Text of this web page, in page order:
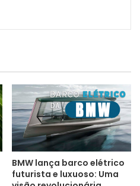
BMW lança barco elétrico
futurista e luxuoso: Uma